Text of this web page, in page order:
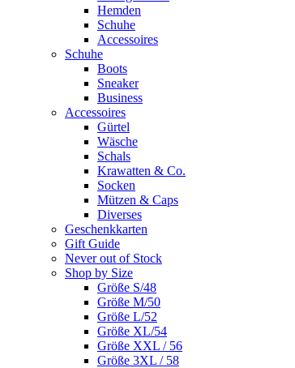
Hemden
Schuhe
Accessoires
Schuhe
Boots
Sneaker
Business
Accessoires
Gürtel
Wäsche
Schals
Krawatten & Co.
Socken
Mützen & Caps
Diverses
Geschenkkarten
Gift Guide
Never out of Stock
Shop by Size
Größe S/48
Größe M/50
Größe L/52
Größe XL/54
Größe XXL / 56
Größe 3XL / 58